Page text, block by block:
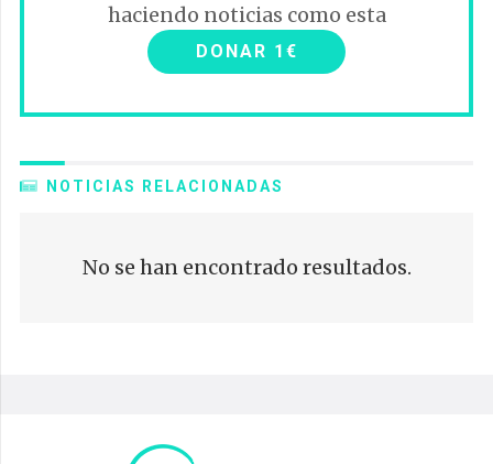
haciendo noticias como esta
DONAR 1€
NOTICIAS RELACIONADAS
No se han encontrado resultados.